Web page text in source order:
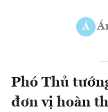
Á
Phó Thủ
đơn vị hoàn